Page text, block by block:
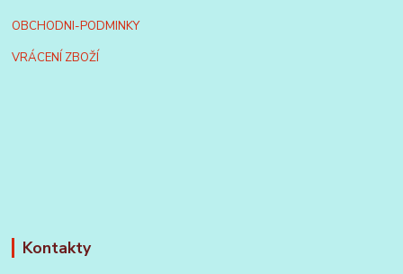
OBCHODNI-PODMINKY
VRÁCENÍ ZBOŽÍ
Kontakty